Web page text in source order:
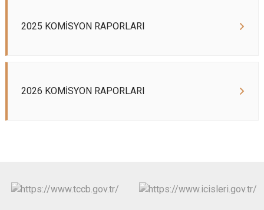
2025 KOMİSYON RAPORLARI
2026 KOMİSYON RAPORLARI